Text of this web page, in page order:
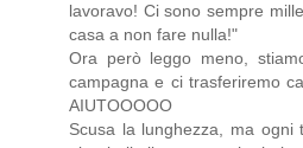
lavoravo! Ci sono sempre
casa a non fare nulla!"
Ora però leggo meno,
campagna e ci trasferiremo
AIUTOOOOO
Scusa la lunghezza, ma ogni